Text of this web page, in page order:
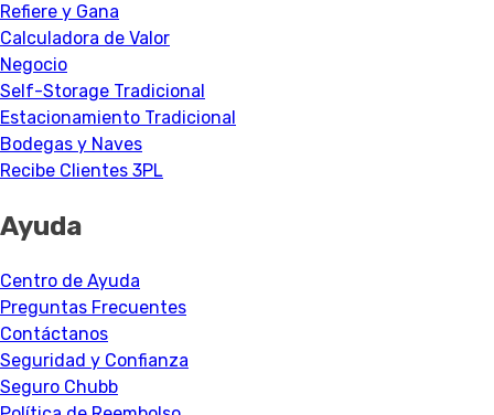
Refiere y Gana
Calculadora de Valor
Negocio
Self-Storage Tradicional
Estacionamiento Tradicional
Bodegas y Naves
Recibe Clientes 3PL
Ayuda
Centro de Ayuda
Preguntas Frecuentes
Contáctanos
Seguridad y Confianza
Seguro Chubb